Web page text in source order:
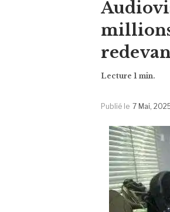
millions
Publié le 7 Mai,